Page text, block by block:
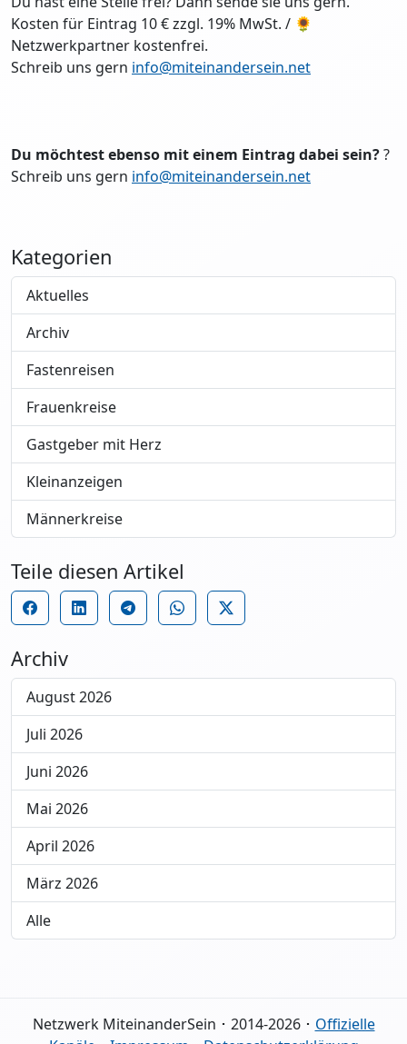
Kosten für Eintrag 10 € zzgl. 19% MwSt. / 🌻
Netzwerkpartner kostenfrei.
Schreib uns gern info@miteinandersein.net
Du möchtest ebenso mit einem Eintrag dabei sein??
Schreib uns gern info@miteinandersein.net
Kategorien
Aktuelles
Archiv
Fastenreisen
Frauenkreise
Gastgeber mit Herz
Kleinanzeigen
Männerkreise
Teile diesen Artikel
Archiv
August 2026
Juli 2026
Juni 2026
Mai 2026
April 2026
März 2026
Alle
Netzwerk MiteinanderSein ･ 2014-2026 ･ Offizielle